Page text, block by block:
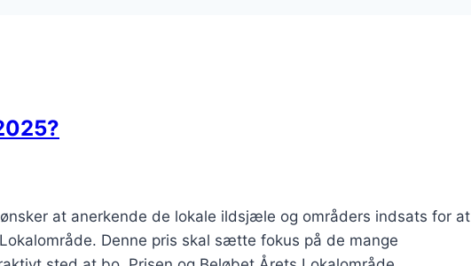
at anerkende de lokale ildsjæle og områders indsats for at
Denne pris skal sætte fokus på de mange